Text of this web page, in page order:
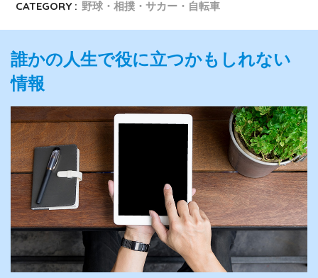
CATEGORY : 野球・相撲・サカー・自転車
誰かの人生で役に立つかもしれない
情報